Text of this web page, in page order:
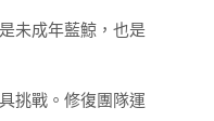
未成年藍鯨，也是
挑戰。修復團隊運